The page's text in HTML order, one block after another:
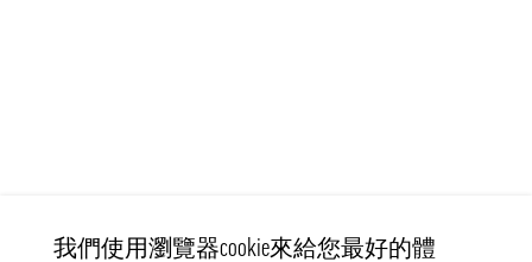
我們使用瀏覽器cookie來給您最好的體